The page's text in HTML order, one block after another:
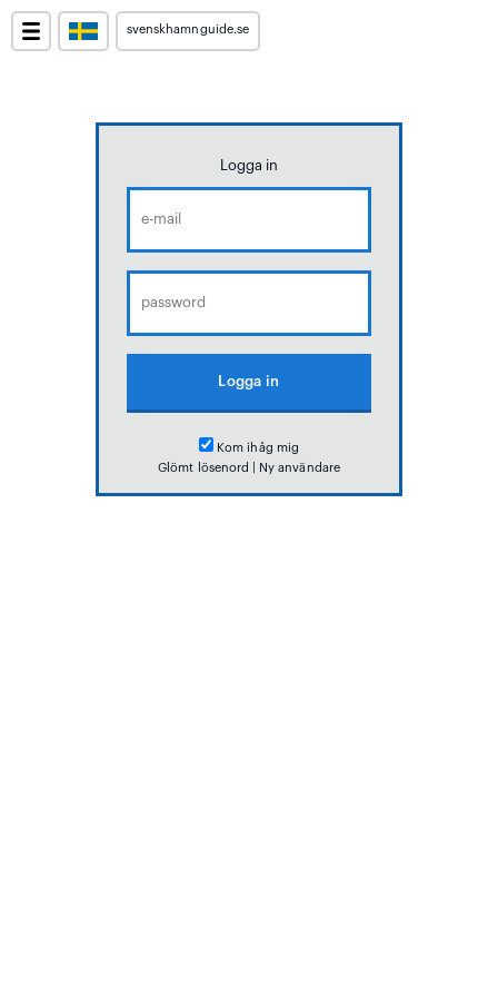
svenskhamnguide.se
Logga in
Kom ihåg mig
Glömt lösenord
Ny användare